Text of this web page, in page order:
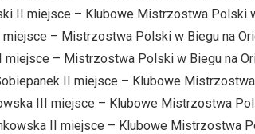
II miejsce – Klubowe Mistrzostwa Polski
miejsce – Mistrzostwa Polski w Biegu na
miejsce – Mistrzostwa Polski w Biegu na
II miejsce – Klubowe
III miejsce – Klubowe Mistrzostwa
II miejsce – Klubowe Mistrzostwa